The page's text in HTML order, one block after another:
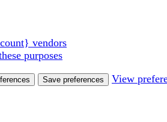
vendors
purposes
Save preferences View